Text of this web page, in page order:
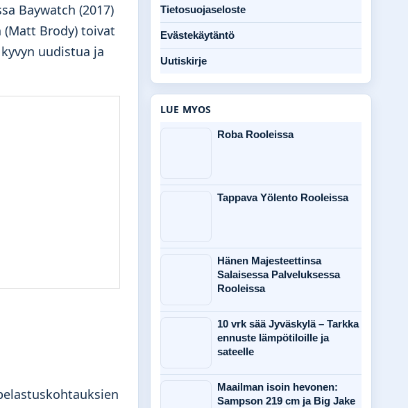
Baywatch (2017)
(Matt Brody) toivat
uudistua ja
Tietosuojaseloste
Evästekäytäntö
Uutiskirje
LUE MYOS
Roba Rooleissa
Tappava Yölento Rooleissa
Hänen Majesteettinsa
Salaisessa Palveluksessa
Rooleissa
10 vrk sää Jyväskylä – Tarkka
ennuste lämpötiloille ja
sateelle
Maailman isoin hevonen:
Sampson 219 cm ja Big Jake